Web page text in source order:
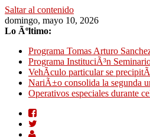
Saltar al contenido
domingo, mayo 10, 2026
Lo Ãºltimo:
Programa Tomas Arturo
Programa InstituciÃ³n
VehÃ­culo particular se
NariÃ±o consolida la segunda
Operativos especiales durante